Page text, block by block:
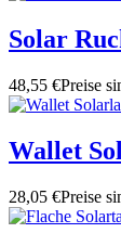
Solar
48,55 €Preise
Wallet
28,05 €Preise